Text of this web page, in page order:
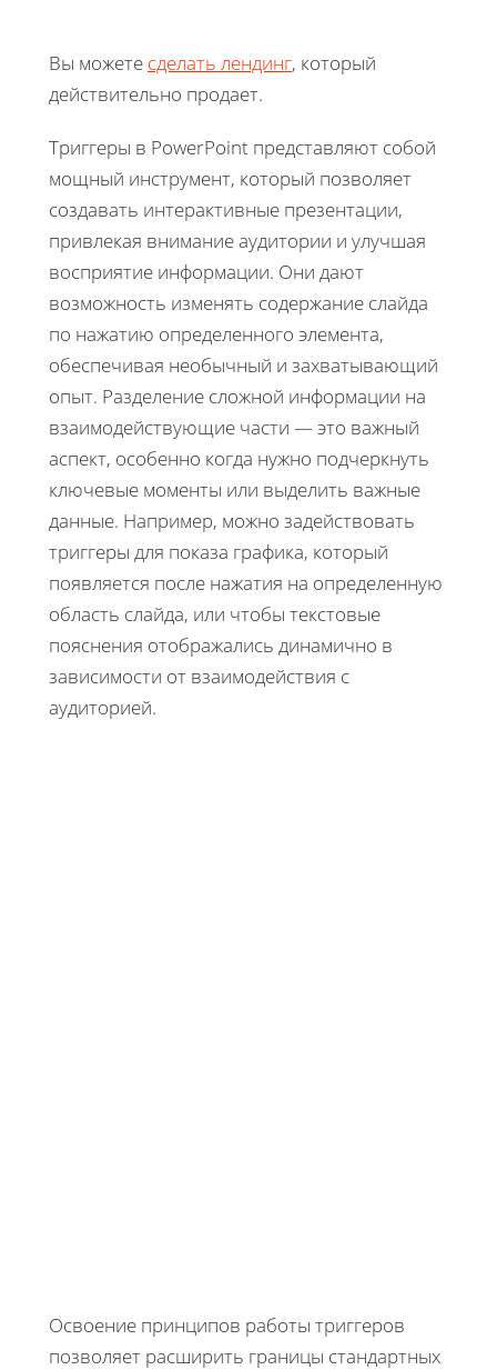
Вы можете сделать лендинг, который
действительно продает.
Триггеры в PowerPoint представляют собой
мощный инструмент, который позволяет
создавать интерактивные презентации,
привлекая внимание аудитории и улучшая
восприятие информации. Они дают
возможность изменять содержание слайда
по нажатию определенного элемента,
обеспечивая необычный и захватывающий
опыт. Разделение сложной информации на
взаимодействующие части — это важный
аспект, особенно когда нужно подчеркнуть
ключевые моменты или выделить важные
данные. Например, можно задействовать
триггеры для показа графика, который
появляется после нажатия на определенную
область слайда, или чтобы текстовые
пояснения отображались динамично в
зависимости от взаимодействия с
аудиторией.
Освоение принципов работы триггеров
позволяет расширить границы стандартных